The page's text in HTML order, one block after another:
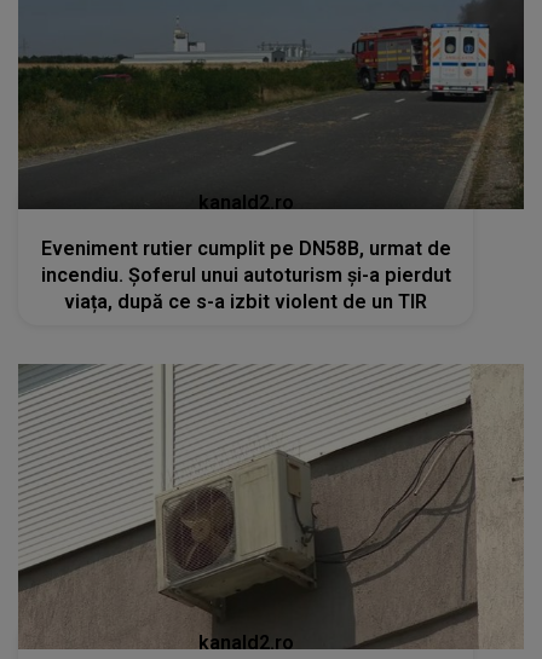
kanald2.ro
Eveniment rutier cumplit pe DN58B, urmat de
incendiu. Șoferul unui autoturism și-a pierdut
viața, după ce s-a izbit violent de un TIR
kanald2.ro